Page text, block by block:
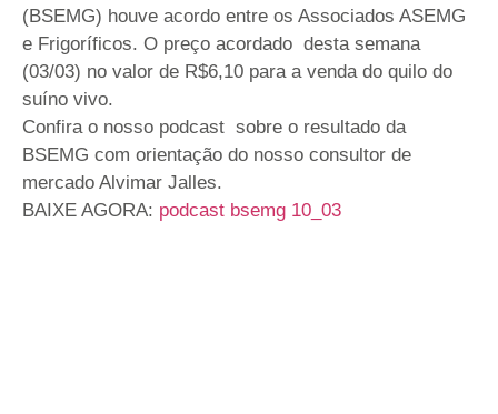
(BSEMG) houve acordo entre os Associados ASEMG
e Frigoríficos. O preço acordado desta semana
(03/03) no valor de R$6,10 para a venda do quilo do
suíno vivo.
Confira o nosso podcast sobre o resultado da
BSEMG com orientação do nosso consultor de
mercado Alvimar Jalles.
BAIXE AGORA: podcast bsemg 10_03